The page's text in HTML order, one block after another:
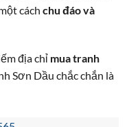
cách chu đáo và
địa chỉ mua tranh
Sơn Dầu chắc chắn là